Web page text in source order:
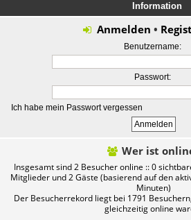
Information
Anmelden •
Benutzername:
Passwort:
Ich habe mein Passwort vergessen
Wer ist
Insgesamt sind2 Besucher online :: 0
Mitglieder und 2 Gäste (basierend auf den
Minuten)
Der Besucherrekord liegt bei 1791
gleichzeitig online